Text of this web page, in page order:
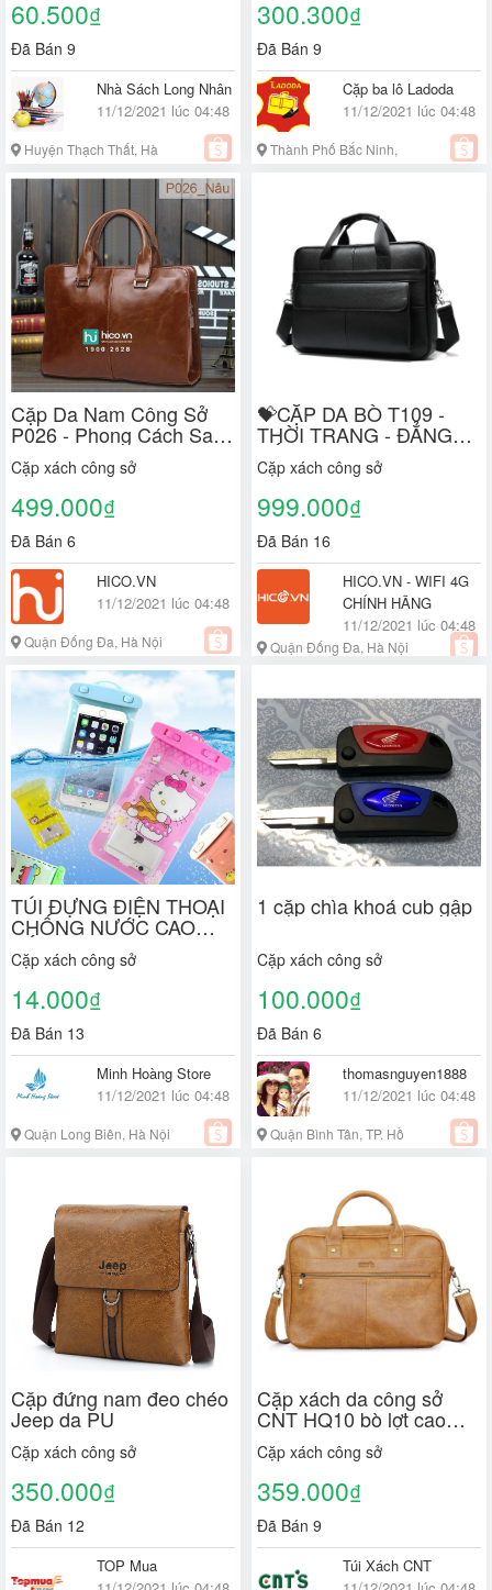
60.500₫
Đã Bán 9
Nhà Sách Long Nhân
11/12/2021 lúc 04:48
Huyện Thạch Thất, Hà
300.300₫
Đã Bán 9
Cặp ba lô Ladoda
11/12/2021 lúc 04:48
Thành Phố Bắc Ninh,
Cặp Da Nam Công Sở
P026 - Phong Cách Sang
Trọng Lịch Lãm
Cặp xách công sở
499.000₫
Đã Bán 6
HICO.VN
11/12/2021 lúc 04:48
Quận Đống Đa, Hà Nội
💝CẶP DA BÒ T109 -
THỜI TRANG - ĐẲNG
CẤP - SANG TRỌNG
Cặp xách công sở
999.000₫
Đã Bán 16
HICO.VN - WIFI 4G
CHÍNH HÃNG
11/12/2021 lúc 04:48
Quận Đống Đa, Hà Nội
TÚI ĐỰNG ĐIỆN THOẠI
CHỐNG NƯỚC CAO
CẤP
Cặp xách công sở
14.000₫
Đã Bán 13
Minh Hoàng Store
11/12/2021 lúc 04:48
Quận Long Biên, Hà Nội
1 cặp chìa khoá cub gập
Cặp xách công sở
100.000₫
Đã Bán 6
thomasnguyen1888
11/12/2021 lúc 04:48
Quận Bình Tân, TP. Hồ
Cặp đứng nam đeo chéo
Jeep da PU
Cặp xách công sở
350.000₫
Đã Bán 12
TOP Mua
Cặp xách da công sở
CNT HQ10 bò lợt cao
cấp
Cặp xách công sở
359.000₫
Đã Bán 9
Túi Xách CNT